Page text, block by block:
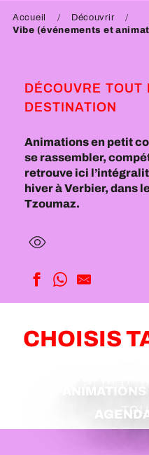
Accueil
Découvrir
Vibe (événements et
DÉCOUVRE TOUT
DESTINATION
Animations en petit
se rassembler,
retrouve ici
hiver à Verbier, dans
Tzoumaz.
CHOISIS
ANIMATIONS